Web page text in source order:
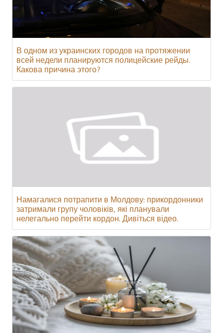
В одном из украинских городов на протяжении
всей недели планируются полицейские рейды.
Какова причина этого?
Намагалися потрапити в Молдову: прикордонники
затримали групу чоловіків, які планували
нелегально перейти кордон. Дивіться відео.